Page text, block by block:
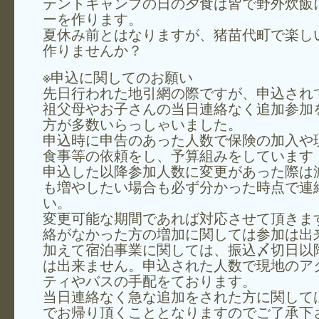
ーを作ります。
夏休み前とはなりますが、猪苗代町で楽し
作りませんか？
※申込に関してのお願い
先日行われた地引網の際ですが、申込され
祖父母やお子さんの当日連絡なく追加参加
方が多数いらっしゃいました。
申込時に申告のあった人数で保険の加入や
食事等の依頼をし、予算組みをしています
申込した以降参加人数に変更があった際は
も増やしたい場合も必ず分かった時点で連
い。
変更可能な期間であれば対応させて頂きま
絡がなかった方の増加に関しては参加は出
加えて宿泊事業に関しては、振込〆切日以
は出来ません。申込された人数で現地のア
ティやバスの手配をております。
当日連絡なく急な追加をされた方に関して
でお帰り頂くこととなりますのでご了承下